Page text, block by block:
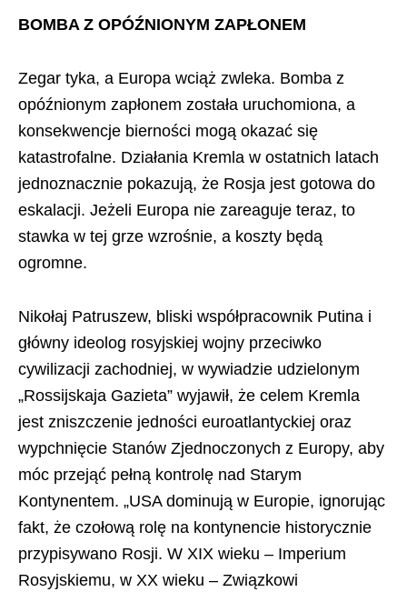
BOMBA Z OPÓŹNIONYM ZAPŁONEM
Zegar tyka, a Europa wciąż zwleka. Bomba z
opóźnionym zapłonem została uruchomiona, a
konsekwencje bierności mogą okazać się
katastrofalne. Działania Kremla w ostatnich latach
jednoznacznie pokazują, że Rosja jest gotowa do
eskalacji. Jeżeli Europa nie zareaguje teraz, to
stawka w tej grze wzrośnie, a koszty będą
ogromne.
Nikołaj Patruszew, bliski współpracownik Putina i
główny ideolog rosyjskiej wojny przeciwko
cywilizacji zachodniej, w wywiadzie udzielonym
„Rossijskaja Gazieta” wyjawił, że celem Kremla
jest zniszczenie jedności euroatlantyckiej oraz
wypchnięcie Stanów Zjednoczonych z Europy, aby
móc przejąć pełną kontrolę nad Starym
Kontynentem. „USA dominują w Europie, ignorując
fakt, że czołową rolę na kontynencie historycznie
przypisywano Rosji. W XIX wieku – Imperium
Rosyjskiemu, w XX wieku – Związkowi